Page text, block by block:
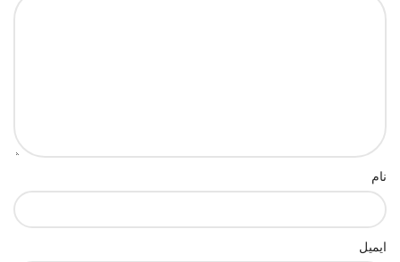
نام
ایمیل